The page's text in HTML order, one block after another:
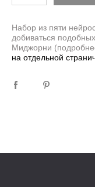
Набор из пяти
добиваться
Миджорни
на отдельной